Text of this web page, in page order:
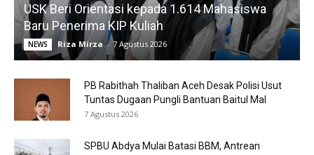
USK Beri Orientasi kepada 1.614 Mahasiswa
Baru Penerima KIP Kuliah
NEWS Riza Mirza - 7 Agustus 2026
PB Rabithah Thaliban Aceh Desak Polisi Usut
Tuntas Dugaan Pungli Bantuan Baitul Mal
7 Agustus 2026
SPBU Abdya Mulai Batasi BBM, Antrean